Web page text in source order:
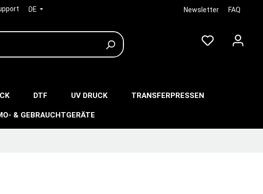
DE Newsletter FAQ
DTF UV DRUCK TRANSFERPRESSEN
& GEBRAUCHTGERÄTE